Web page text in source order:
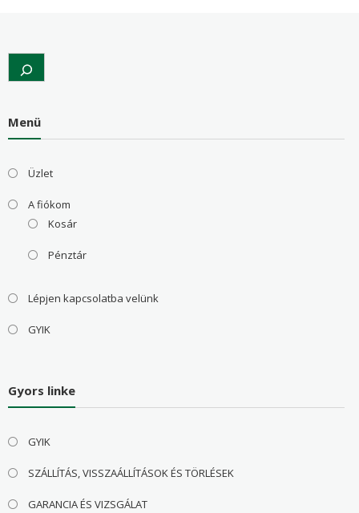
Search
Menü
Üzlet
A fiókom
Kosár
Pénztár
Lépjen kapcsolatba velünk
GYIK
Gyors linke
GYIK
SZÁLLÍTÁS, VISSZAÁLLÍTÁSOK ÉS TÖRLÉSEK
GARANCIA ÉS VIZSGÁLAT